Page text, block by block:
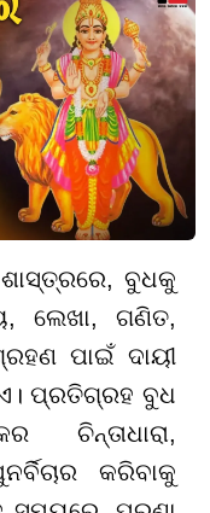
ବୁଧକୁ
ଲେଖା, ଗଣିତ,
ପାଇଁ ଦାୟୀ
ପ୍ରତିଗ୍ରହ ବୁଧ
ଚିନ୍ତାଧାରା,
କରିବାକୁ